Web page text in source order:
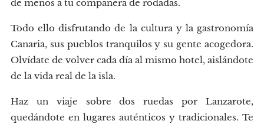
de menos a tu compañera de rodadas.
Todo ello disfrutando de la cultura y la gastronomía
Canaria, sus pueblos tranquilos y su gente acogedora.
Olvídate de volver cada día al mismo hotel, aislándote
de la vida real de la isla.
Haz un viaje sobre dos ruedas por Lanzarote,
quedándote en lugares auténticos y tradicionales. Te